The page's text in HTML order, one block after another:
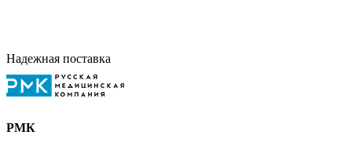
Надежная поставка
РМК